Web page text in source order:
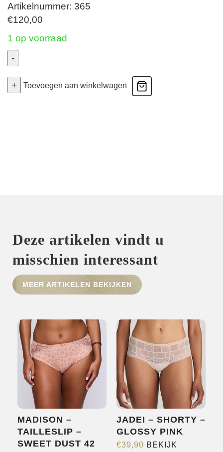
HOME
SHOP
MERKEN
NIEUWS
CONTACT
Artikelnummer: 365
€120,00
1 op voorraad
-
+ Toevoegen aan winkelwagen
Deze artikelen vindt u
misschien interessant
MEER ARTIKELEN BEKIJKEN
MADISON –
TAILLESLIP –
SWEET DUST 42
JADEI – SHORTY –
GLOSSY PINK
€39,90 BEKIJK